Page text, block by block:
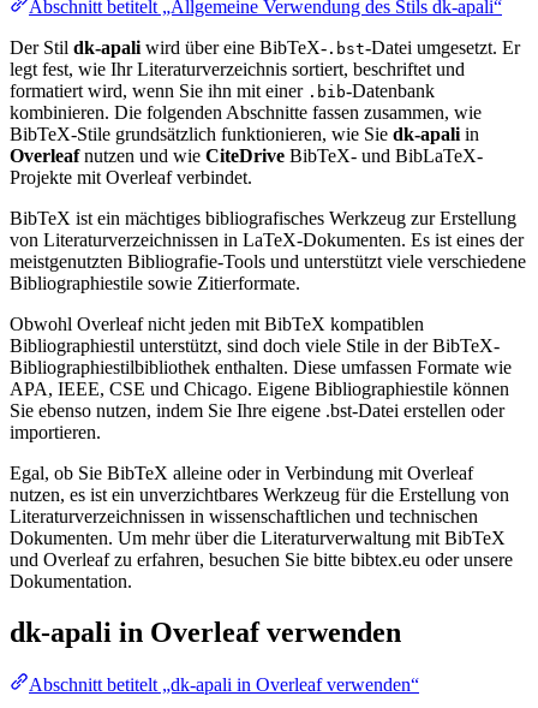
Abschnitt betitelt „Allgemeine Verwendung des Stils dk-apali“
Der Stil dk-apali wird über eine BibTeX- .bst-Datei umgesetzt. Er
legt fest, wie Ihr Literaturverzeichnis sortiert, beschriftet und
formatiert wird, wenn Sie ihn mit einer .bib-Datenbank
kombinieren. Die folgenden Abschnitte fassen zusammen, wie
BibTeX-Stile grundsätzlich funktionieren, wie Sie dk-apali in
Overleafnutzen und wie CiteDrive BibTeX- und BibLaTeX-
Projekte mit Overleaf verbindet.
BibTeX ist ein mächtiges bibliografisches Werkzeug zur Erstellung
von Literaturverzeichnissen in LaTeX-Dokumenten. Es ist eines der
meistgenutzten Bibliografie-Tools und unterstützt viele verschiedene
Bibliographiestile sowie Zitierformate.
Obwohl Overleaf nicht jeden mit BibTeX kompatiblen
Bibliographiestil unterstützt, sind doch viele Stile in der BibTeX-
Bibliographiestilbibliothek enthalten. Diese umfassen Formate wie
APA, IEEE, CSE und Chicago. Eigene Bibliographiestile können
Sie ebenso nutzen, indem Sie Ihre eigene .bst-Datei erstellen oder
importieren.
Egal, ob Sie BibTeX alleine oder in Verbindung mit Overleaf
nutzen, es ist ein unverzichtbares Werkzeug für die Erstellung von
Literaturverzeichnissen in wissenschaftlichen und technischen
Dokumenten. Um mehr über die Literaturverwaltung mit BibTeX
und Overleaf zu erfahren, besuchen Sie bitte bibtex.eu oder unsere
Dokumentation.
dk-apali in Overleaf verwenden
Abschnitt betitelt „dk-apali in Overleaf verwenden“